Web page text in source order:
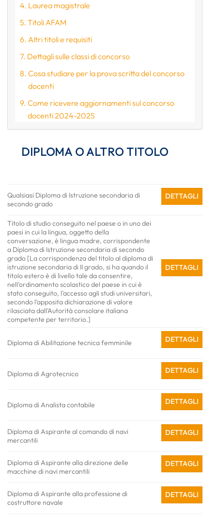
Laurea magistrale
Titoli AFAM
Altri titoli e requisiti
Dettagli sulle classi di concorso
Cosa studiare per la prova scritta del concorso
docenti
Come ricevere aggiornamenti sul concorso
docenti 2024-2025
DIPLOMA O ALTRO TITOLO
Qualsiasi Diploma di Istruzione secondaria di
secondo grado
DETTAGLI
Titolo di studio conseguito nel paese o in uno dei
paesi in cui la lingua, oggetto della
conversazione, è lingua madre, corrispondente
a Diploma di Istruzione secondaria di secondo
grado [La corrispondenza del titolo al diploma di
istruzione secondaria di II grado, si ha quando il
titolo estero è di livello tale da consentire,
nell’ordinamento scolastico del paese in cui è
stato conseguito, l’accesso agli studi universitari,
secondo l’apposita dichiarazione di valore
rilasciata dall’Autorità consolare italiana
competente per territorio.]
DETTAGLI
Diploma di Abilitazione tecnica femminile DETTAGLI
Diploma di Agrotecnico DETTAGLI
Diploma di Analista contabile DETTAGLI
Diploma di Aspirante al comando di navi
mercantili
DETTAGLI
Diploma di Aspirante alla direzione delle
macchine di navi mercantili
DETTAGLI
Diploma di Aspirante alla professione di
costruttore navale
DETTAGLI